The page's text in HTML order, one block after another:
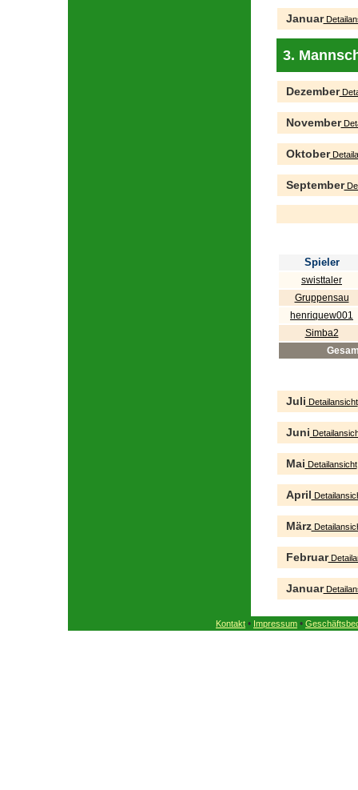
Januar
3.
Dezember
November
Oktober
September
Spieler
swisttaler
Gruppensau
henriquew001
Simba2
Juli Detailansicht
Juni
Mai Detailansicht
April
März
Februar
Januar
Kontakt • Impressum •